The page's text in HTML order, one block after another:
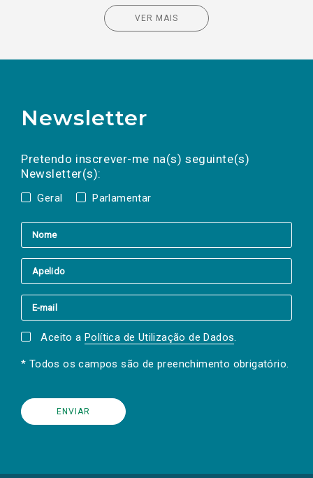
VER MAIS
Newsletter
Pretendo inscrever-me na(s) seguinte(s)
Newsletter(s):
Geral Parlamentar
a(s) newsletter(s).
mail
Aceito a Política de Utilização de Dados.
* Todos os campos são de preenchimento obrigatório.